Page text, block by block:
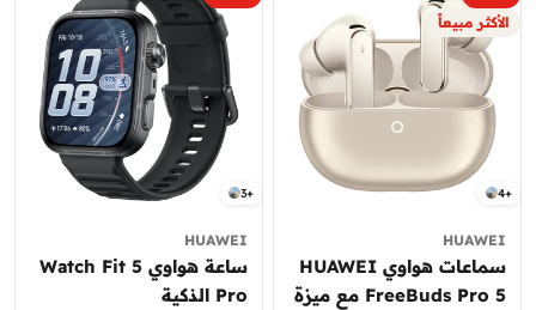
الأكثر مبيعاً
4+
HUAWEI
سماعات هواوي HUAWEI
FreeBuds Pro 5 مع ميزة
3+
HUAWEI
ساعة هواوي Watch Fit 5
Pro الذكية